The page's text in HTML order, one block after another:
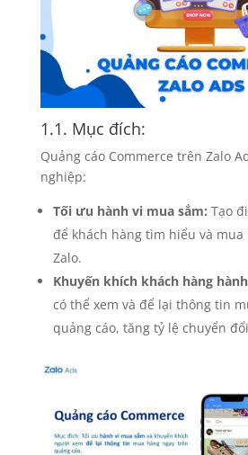
1.1. Mục đích:
Quảng cáo Commerce trên Zalo
nghiệp:
Tối ưu hành vi mua sắm: Tạo
để khách hàng tìm hiểu và mua
Zalo.
Khuyến khích khách hàng
có thể xem và để lại thông tin
quảng cáo, tăng tỷ lệ chuyển